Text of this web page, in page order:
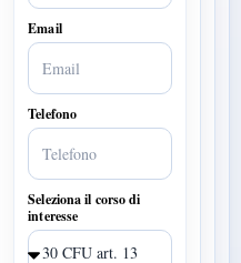
Email
Telefono
Seleziona il corso di
interesse